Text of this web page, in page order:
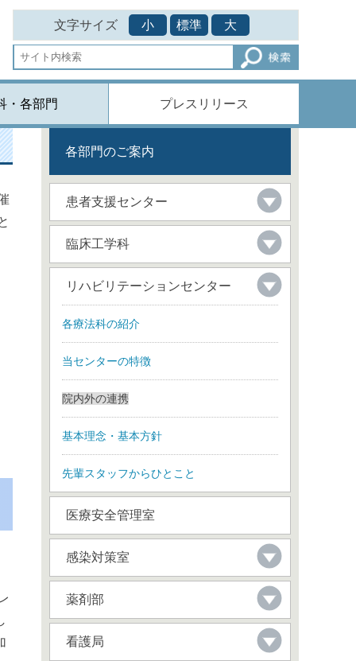
文字サイズ 小 標準 大
・各部門 プレスリリース
各部門のご案内
患者支援センター
臨床工学科
リハビリテーションセンター
各療法科の紹介
当センターの特徴
院内外の連携
基本理念・基本方針
先輩スタッフからひとこと
医療安全管理室
感染対策室
薬剤部
看護局